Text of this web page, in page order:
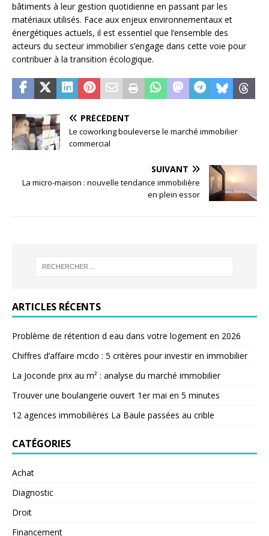
bâtiments à leur gestion quotidienne en passant par les
matériaux utilisés. Face aux enjeux environnementaux et
énergétiques actuels, il est essentiel que l’ensemble des
acteurs du secteur immobilier s’engage dans cette voie pour
contribuer à la transition écologique.
PRÉCÉDENT
Le coworking bouleverse le marché immobilier
commercial
SUIVANT
La micro-maison : nouvelle tendance immobilière
en plein essor
ARTICLES RÉCENTS
Problème de rétention d eau dans votre logement en 2026
Chiffres d’affaire mcdo : 5 critères pour investir en immobilier
La Joconde prix au m² : analyse du marché immobilier
Trouver une boulangerie ouvert 1er mai en 5 minutes
12 agences immobilières La Baule passées au crible
CATÉGORIES
Achat
Diagnostic
Droit
Financement